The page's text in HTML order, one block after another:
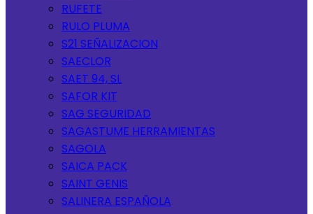
RUFETE
RULO PLUMA
S21 SEÑALIZACION
SAECLOR
SAET 94, SL
SAFOR KIT
SAG SEGURIDAD
SAGASTUME HERRAMIENTAS
SAGOLA
SAICA PACK
SAINT GENIS
SALINERA ESPAÑOLA